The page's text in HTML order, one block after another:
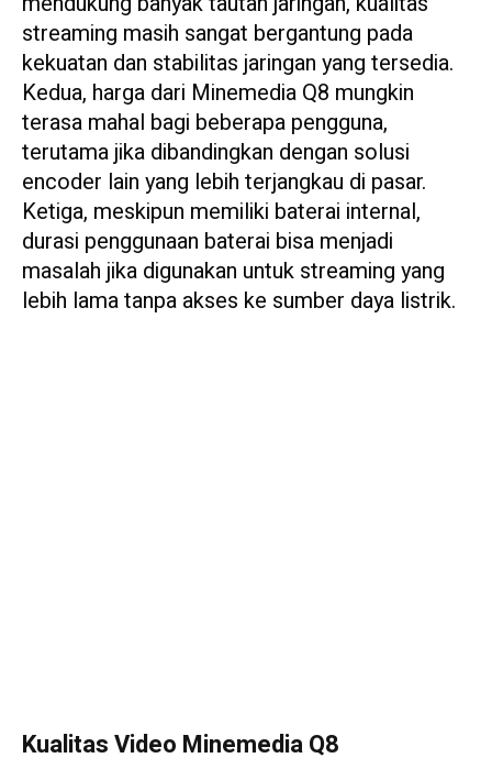
streaming masih sangat bergantung pada
kekuatan dan stabilitas jaringan yang tersedia.
Kedua, harga dari Minemedia Q8 mungkin
terasa mahal bagi beberapa pengguna,
terutama jika dibandingkan dengan solusi
encoder lain yang lebih terjangkau di pasar.
Ketiga, meskipun memiliki baterai internal,
durasi penggunaan baterai bisa menjadi
masalah jika digunakan untuk streaming yang
lebih lama tanpa akses ke sumber daya listrik.
Kualitas Video Minemedia Q8